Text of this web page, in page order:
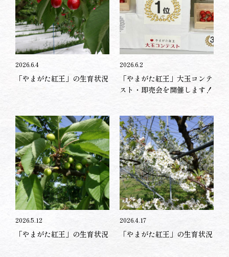
2026.6.4
「やまがた紅王」の生育状況
2026.6.2
「やまがた紅王」大玉コンテ
スト・即売会を開催します！
2026.5.12
「やまがた紅王」の生育状況
2026.4.17
「やまがた紅王」の生育状況